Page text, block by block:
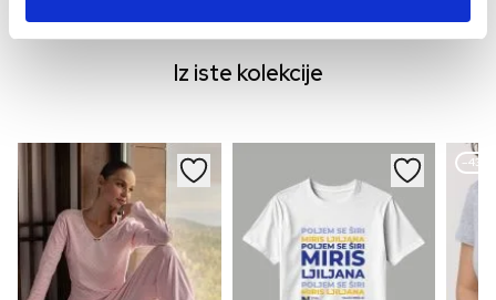
Iz iste kolekcije
–43%